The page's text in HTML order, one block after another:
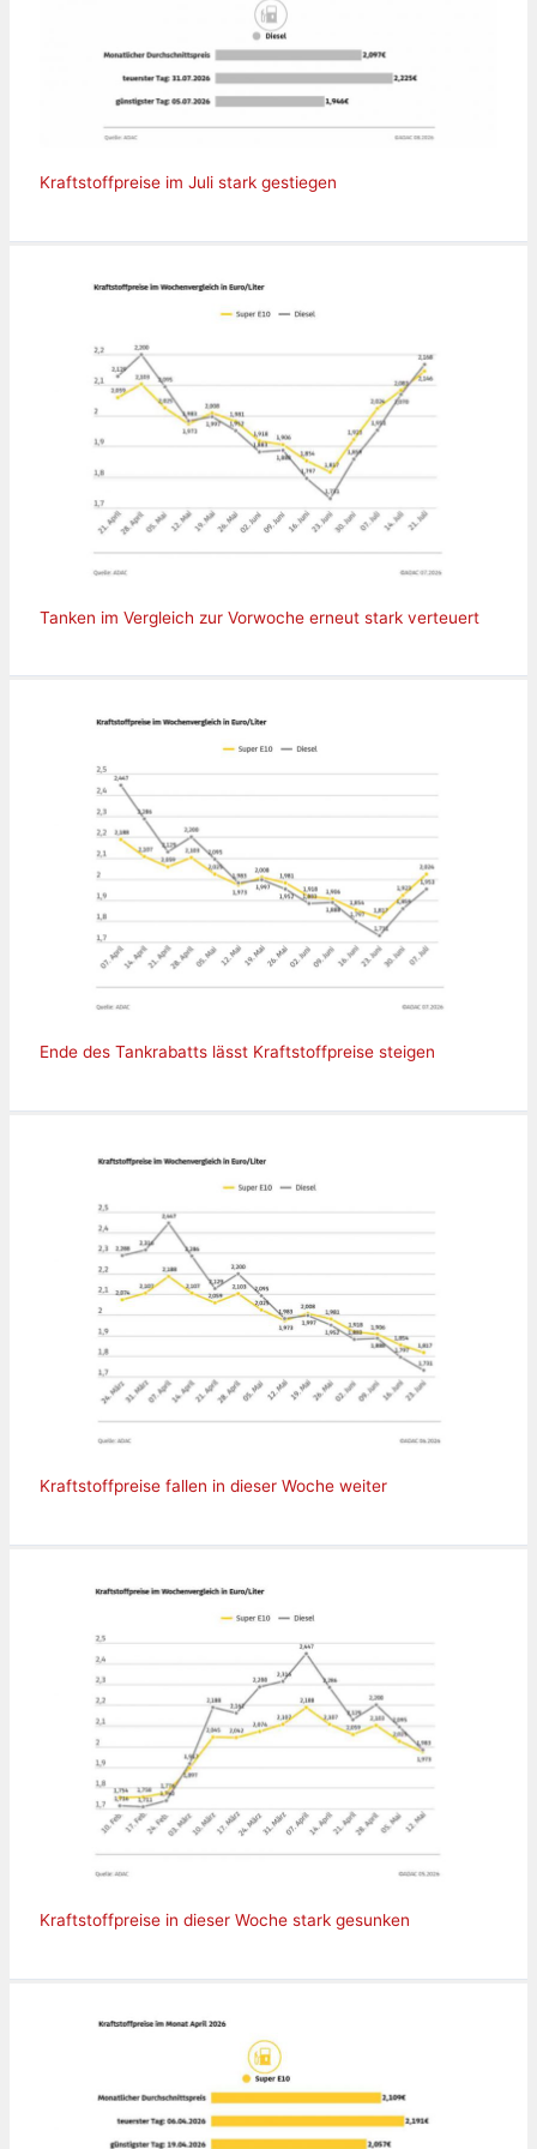
Kraftstoffpreise im Juli stark gestiegen
Tanken im Vergleich zur Vorwoche erneut stark verteuert
Ende des Tankrabatts lässt Kraftstoffpreise steigen
Kraftstoffpreise fallen in dieser Woche weiter
Kraftstoffpreise in dieser Woche stark gesunken